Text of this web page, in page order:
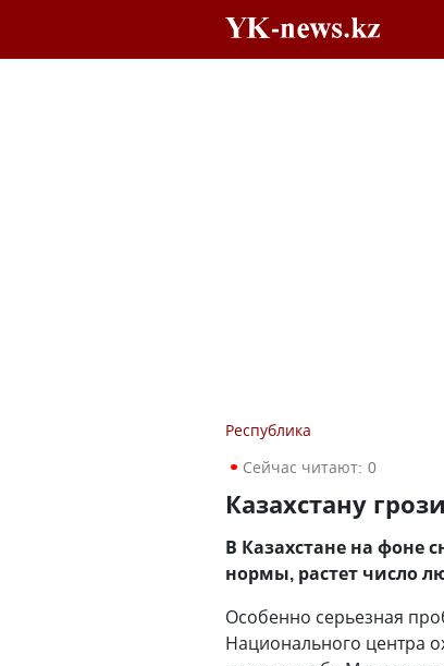
Республика
Сейчас читают: 0
Казахстану
В Казахстане на фоне
нормы, растет число
Особенно серьезная
Национального центра